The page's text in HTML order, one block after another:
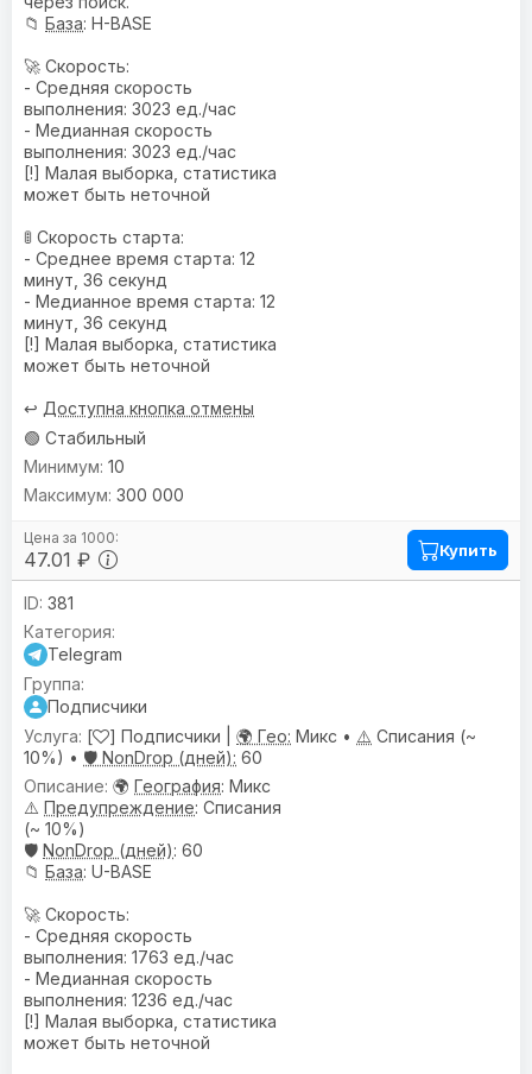
📁 База: H-BASE
🚀 Скорость:
- Средняя скорость
выполнения: 3023 ед./час
- Медианная скорость
выполнения: 3023 ед./час
[!] Малая выборка, статистика
может быть неточной
🚦 Скорость старта:
- Среднее время старта: 12
минут, 36 секунд
- Медианное время старта: 12
минут, 36 секунд
[!] Малая выборка, статистика
может быть неточной
↩️ Доступна кнопка отмены
🟢 Стабильный
47.01 ₽
10
300 000
Купить
381
Telegram
Подписчики
[
] Подписчики | 🌍 Гео: Микс • ⚠️ Списания (~
10%) • 🛡️ NonDrop (дней): 60
🌍 География: Микс
⚠️ Предупреждениe: Списания
(~ 10%)
🛡️ NonDrop (дней): 60
📁 База: U-BASE
🚀 Скорость:
- Средняя скорость
выполнения: 1763 ед./час
- Медианная скорость
выполнения: 1236 ед./час
[!] Малая выборка, статистика
может быть неточной